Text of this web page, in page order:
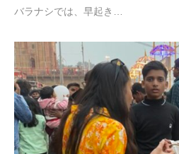
バラナシでは、早起き…